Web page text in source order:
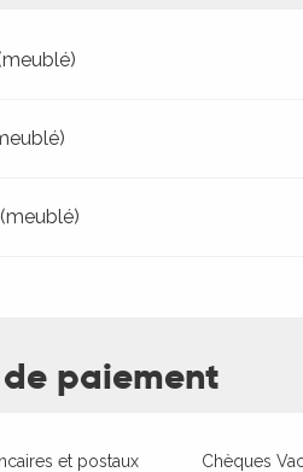
paiement
et postaux Chèques